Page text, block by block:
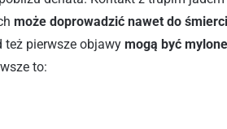
może doprowadzić nawet do
też pierwsze objawy mogą być
to: